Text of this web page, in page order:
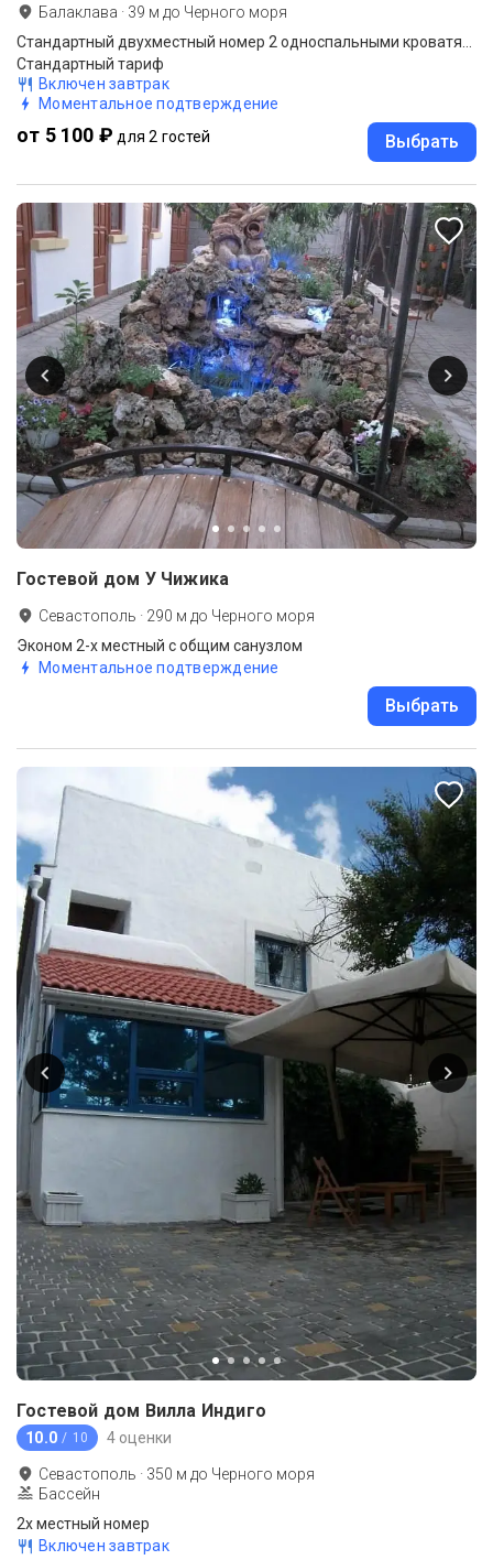
Балаклава · 39 м до Черного моря
Стандартный двухместный номер 2 односпальными кроватями
Стандартный тариф
Включен завтрак
Моментальное подтверждение
от 5 100 ₽ для 2 гостей Выбрать
Гостевой дом У Чижика
Севастополь · 290 м до Черного моря
Эконом 2-х местный с общим санузлом
Моментальное подтверждение
Выбрать
Гостевой дом Вилла Индиго
10.0 / 10 4 оценки
Севастополь · 350 м до Черного моря
Бассейн
2х местный номер
Включен завтрак